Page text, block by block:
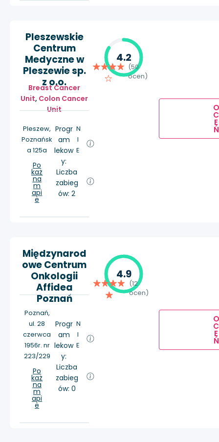
Pleszewskie
Centrum
Medyczne w
Pleszewie sp.
z o.o.
Breast Cancer
Unit, Colon Cancer
Unit
Pleszew,
Poznańsk
a 125a
Po
każ
na
m
api
e
Progr
am
lekow
y:
N
I
E
Liczba
zabieg
ów: 2
4.2
(50
ocen)
O
C
E
Ń
Międzynarod
owe Centrum
Onkologii
Affidea
Poznań
Poznań,
ul. 28
czerwca
1956r. nr
223/229
Po
każ
na
m
api
e
Progr
am
lekow
y:
N
I
E
Liczba
zabieg
ów: 0
4.9
(12
ocen)
O
C
E
Ń